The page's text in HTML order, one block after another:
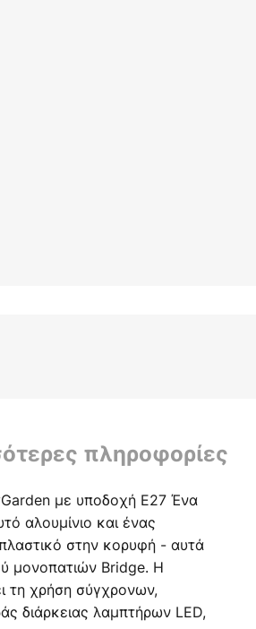
πληροφορίες
με υποδοχή E27 Ένα
αλουμίνιο και ένας
στην κορυφή - αυτά
μονοπατιών Bridge. Η
τη χρήση σύγχρονων,
διάρκειας λαμπτήρων LED,